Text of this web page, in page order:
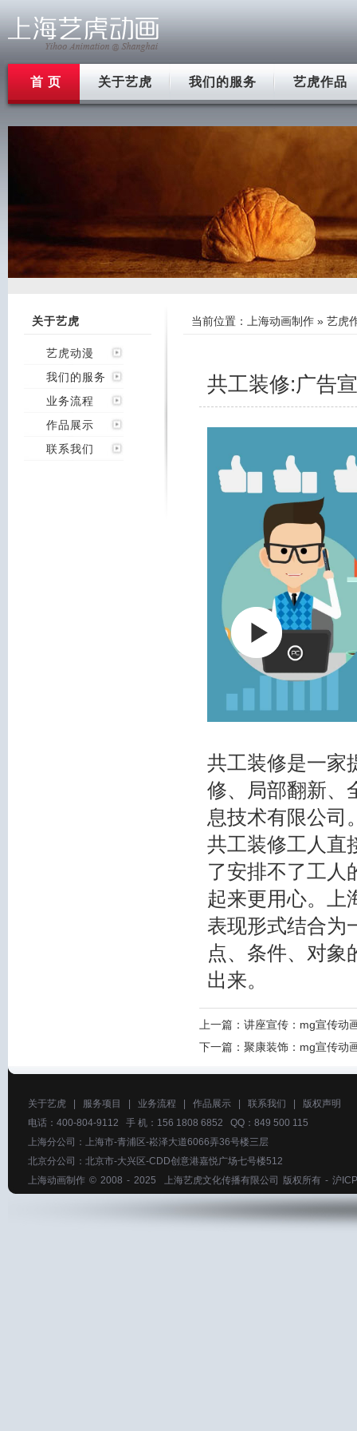
首 页 关于艺虎 我们的服务 艺虎作品
关于艺虎
艺虎动漫
我们的服务
业务流程
作品展示
联系我们
当前位置： 上海动画制作 » 艺虎
共工装修:广告
共工装修是一家
修、局部翻新、
息技术有限公司
共工装修工人直
了安排不了工人
起来更用心。上
表现形式结合为
点、条件、对象
出来。
上一篇： 讲座宣传：mg宣传动
下一篇： 聚康装饰：mg宣传动
关于艺虎 服务项目 业务流程 作品展示 联系我们
版权声明
电话：400-804-9112 手 机：156 1808 6852 QQ：849 500 115
上海分公司：上海市-青浦区-崧泽大道6066弄36号楼三层
北京分公司：北京市-大兴区-CDD创意港嘉悦广场七号楼512
上海动画制作 © 2008 - 2025 上海艺虎文化传播有限公司 版权所有 - 沪